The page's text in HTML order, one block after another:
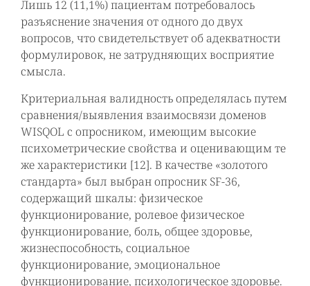
Лишь 12 (11,1%) пациентам потребовалось
разъяснение значения от одного до двух
вопросов, что свидетельствует об адекватности
формулировок, не затрудняющих восприятие
смысла.
Критериальная валидность определялась путем
сравнения/выявления взаимосвязи доменов
WISQOL с опросником, имеющим высокие
психометрические свойства и оценивающим те
же характеристики [12]. В качестве «золотого
стандарта» был выбран опросник SF-36,
содержащий шкалы: физическое
функционирование, ролевое физическое
функционирование, боль, общее здоровье,
жизнеспособность, социальное
функционирование, эмоциональное
функционирование, психологическое здоровье.